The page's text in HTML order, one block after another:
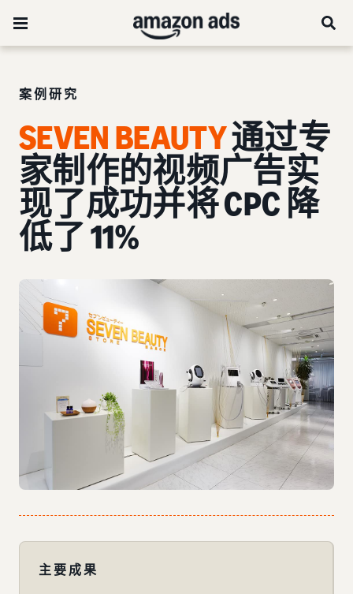
案例研究
SEVEN BEAUTY通过专
家制作的视频广告实
现了成功并将 CPC 降
低了 11%
主要成果